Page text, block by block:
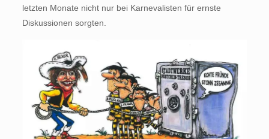
letzten Monate nicht nur bei Karnevalisten für ernste
Diskussionen sorgten.